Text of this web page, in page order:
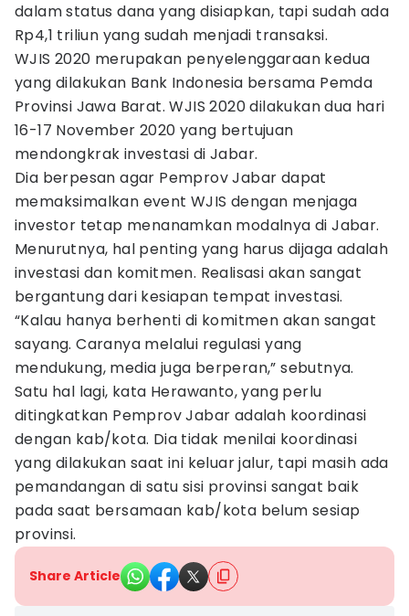
dalam status dana yang disiapkan, tapi sudah ada
Rp4,1 triliun yang sudah menjadi transaksi.
WJIS 2020 merupakan penyelenggaraan kedua
yang dilakukan Bank Indonesia bersama Pemda
Provinsi Jawa Barat. WJIS 2020 dilakukan dua hari
16-17 November 2020 yang bertujuan
mendongkrak investasi di Jabar.
Dia berpesan agar Pemprov Jabar dapat
memaksimalkan event WJIS dengan menjaga
investor tetap menanamkan modalnya di Jabar.
Menurutnya, hal penting yang harus dijaga adalah
investasi dan komitmen. Realisasi akan sangat
bergantung dari kesiapan tempat investasi.
“Kalau hanya berhenti di komitmen akan sangat
sayang. Caranya melalui regulasi yang
mendukung, media juga berperan,” sebutnya.
Satu hal lagi, kata Herawanto, yang perlu
ditingkatkan Pemprov Jabar adalah koordinasi
dengan kab/kota. Dia tidak menilai koordinasi
yang dilakukan saat ini keluar jalur, tapi masih ada
pemandangan di satu sisi provinsi sangat baik
pada saat bersamaan kab/kota belum sesiap
provinsi.
Share Article